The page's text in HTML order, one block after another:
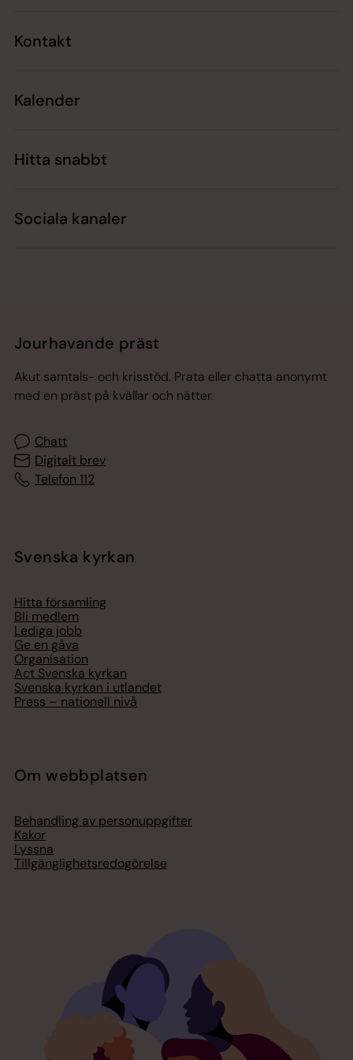
Kontakt
Kalender
Hitta snabbt
Sociala kanaler
Jourhavande präst
Akut samtals- och krisstöd. Prata eller chatta anonymt
med en präst på kvällar och nätter.
Chatt
Digitalt brev
Telefon 112
Svenska kyrkan
Hitta församling
Bli medlem
Lediga jobb
Ge en gåva
Organisation
Act Svenska kyrkan
Svenska kyrkan i utlandet
Press – nationell nivå
Om webbplatsen
Behandling av personuppgifter
Kakor
Lyssna
Tillgänglighetsredogörelse